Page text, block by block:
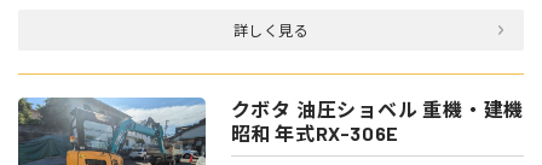
詳しく見る
クボタ 油圧ショベル 重機・建機
昭和 年式RX-306E